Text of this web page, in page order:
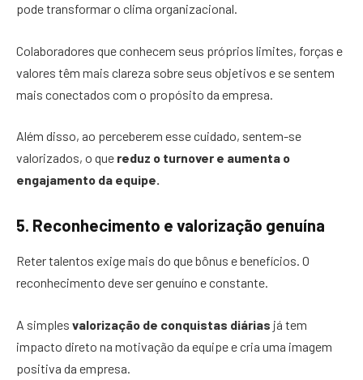
pode transformar o clima organizacional.
Colaboradores que conhecem seus próprios limites, forças e
valores têm mais clareza sobre seus objetivos e se sentem
mais conectados com o propósito da empresa.
Além disso, ao perceberem esse cuidado, sentem-se
valorizados, o que reduz o turnover e aumenta o
engajamento da equipe.
5. Reconhecimento e valorização genuína
Reter talentos exige mais do que bônus e benefícios. O
reconhecimento deve ser genuíno e constante.
A simples valorização de conquistas diárias já tem
impacto direto na motivação da equipe e cria uma imagem
positiva da empresa.